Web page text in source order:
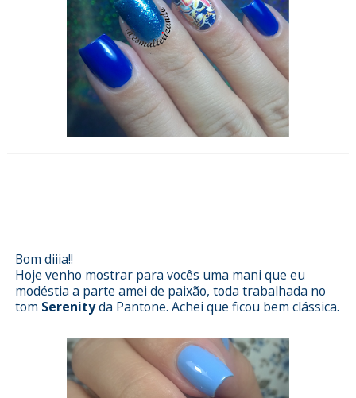
Bom diiia!!
Hoje venho mostrar para vocês uma mani que eu
modéstia a parte amei de paixão, toda trabalhada no
tom Serenityda Pantone. Achei que ficou bem clássica.